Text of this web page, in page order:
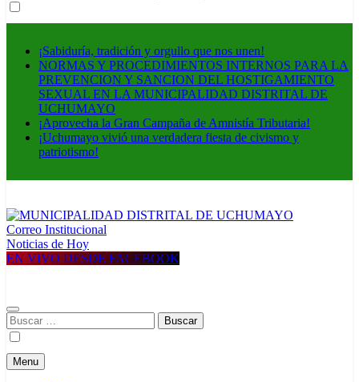
¡Sabiduría, tradición y orgullo que nos unen!
NORMAS Y PROCEDIMIENTOS INTERNOS PARA LA
PREVENCION Y SANCION DEL HOSTIGAMIENTO
SEXUAL EN LA MUNICIPALIDAD DISTRITAL DE
UCHUMAYO
¡Aprovecha la Gran Campaña de Amnistía Tributaria!
¡Uchumayo vivió una verdadera fiesta de civismo y
patriotismo!
MUNICIPALIDAD DISTRITAL DE UCHUMAYO
Construyendo una nueva Historia
Correo Institucional
Noticias de Hoy
EN VIVO DESDE FACEBOOK
Buscar:
Menu